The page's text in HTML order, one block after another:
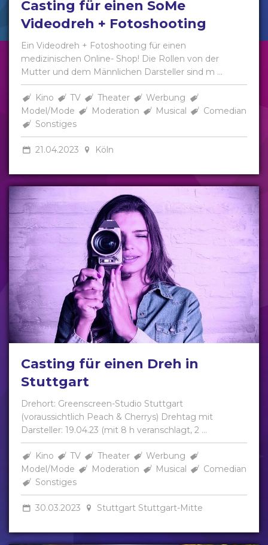
Casting für einen SoMe
Videodreh + Fotoshooting
Ein Videodreh + Fotoshooting für einen
medizinischen Online- Shop! Die Rollen von der
Mutter und dem Männlichen Darsteller sind m ...
Kino TV Theater
Werbung
Model/Mode
Moderation Musical
Comedian
Sonstiges
21.04.2023 Köln
Casting für einen Dreh in
Stuttgart
Drehort: Greenscreen-Studio Stuttgart
(voraussichtlich Peach & Cherrys) Drehtag mit
Darsteller: 19.04.23 (mit 8 h veranschlagt, 2 ...
Kino TV Theater
Werbung
Model/Mode
Moderation Musical
Comedian
Sonstiges
30.03.2023 Stuttgart Stuttgart-Mitte